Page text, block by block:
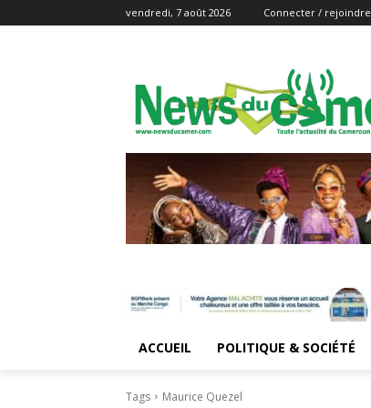
vendredi, 7 août 2026 Connecter / rejoindre
ACCUEIL POLITIQUE & SOCIÉTÉ
Tags Maurice Quezel